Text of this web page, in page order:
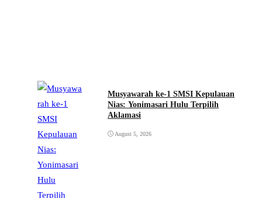
Musyawarah ke-1 SMSI Kepulauan
Nias: Yonimasari Hulu Terpilih
Aklamasi
August 5, 2026